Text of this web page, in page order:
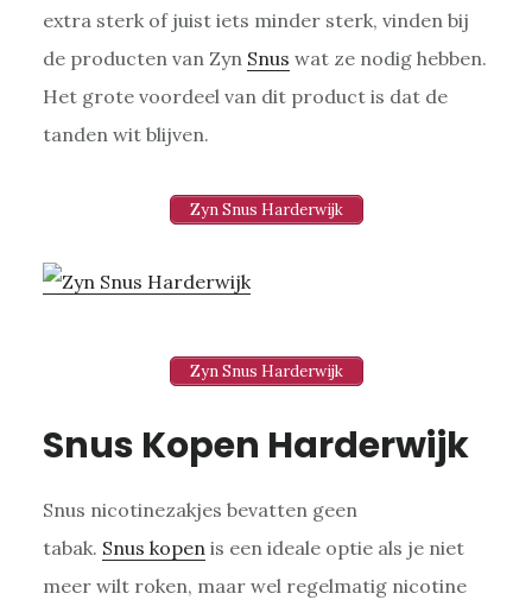
extra sterk of juist iets minder sterk, vinden bij
de producten van Zyn Snus wat ze nodig hebben.
Het grote voordeel van dit product is dat de
tanden wit blijven.
Zyn Snus Harderwijk
Zyn Snus Harderwijk
Snus Kopen Harderwijk
Snus nicotinezakjes bevatten geen
tabak. Snus kopen is een ideale optie als je niet
meer wilt roken, maar wel regelmatig nicotine